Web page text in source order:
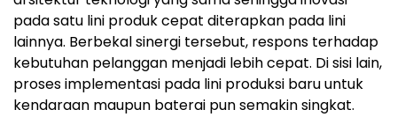
pada satu lini produk cepat diterapkan pada lini
lainnya. Berbekal sinergi tersebut, respons terhadap
kebutuhan pelanggan menjadi lebih cepat. Di sisi lain,
proses implementasi pada lini produksi baru untuk
kendaraan maupun baterai pun semakin singkat.